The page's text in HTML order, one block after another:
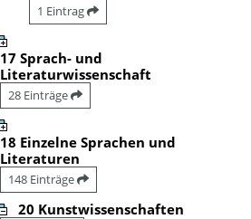
1 Eintrag
17 Sprach- und
Literaturwissenschaft
28 Einträge
18 Einzelne Sprachen und
Literaturen
148 Einträge
20 Kunstwissenschaften